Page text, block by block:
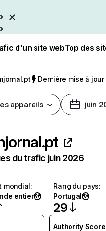
d'un site webTop des
Dernière mise à
appareils juin
du trafic juin 2026
mondial:
entier
Rang du pays:
Portugal
29
Authority Score